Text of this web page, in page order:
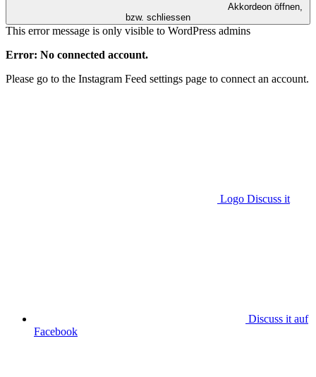
Akkordeon öffnen,
bzw. schliessen
This error message is only visible to WordPress admins
Error: No connected account.
Please go to the Instagram Feed settings page to connect an account.
Logo Discuss it
Discuss it auf
Facebook